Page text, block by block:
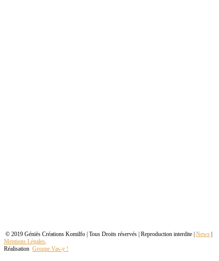
© 2019 Géniès Créations Komilfo | Tous Droits réservés | Reproduction interdite | News
Mentions Légales.
Réalisation Groupe Vas-y !